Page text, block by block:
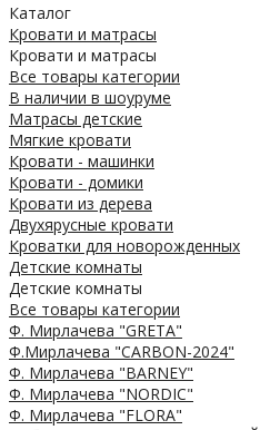
Каталог
Кровати и матрасы
Кровати и матрасы
Все товары категории
В наличии в шоуруме
Матрасы детские
Мягкие кровати
Кровати - машинки
Кровати - домики
Кровати из дерева
Двухярусные кровати
Кроватки для новорожденных
Детские комнаты
Детские комнаты
Все товары категории
Ф. Мирлачева "GRETA"
Ф.Мирлачева "CARBON-2024"
Ф. Мирлачева "BARNEY"
Ф. Мирлачева "NORDIC"
Ф. Мирлачева "FLORA"